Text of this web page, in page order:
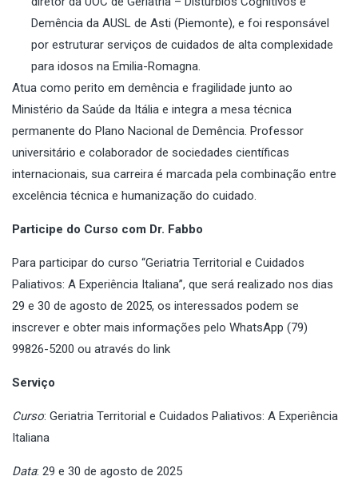
Demência da AUSL de Asti (Piemonte), e foi responsável
por estruturar serviços de cuidados de alta complexidade
para idosos na Emilia-Romagna.
Atua como perito em demência e fragilidade junto ao
Ministério da Saúde da Itália e integra a mesa técnica
permanente do Plano Nacional de Demência. Professor
universitário e colaborador de sociedades científicas
internacionais, sua carreira é marcada pela combinação entre
excelência técnica e humanização do cuidado.
Participe do Curso com Dr. Fabbo
Para participar do curso “Geriatria Territorial e Cuidados
Paliativos: A Experiência Italiana”, que será realizado nos dias
29 e 30 de agosto de 2025, os interessados podem se
inscrever e obter mais informações pelo WhatsApp (79)
99826-5200 ou através do link
Serviço
Curso: Geriatria Territorial e Cuidados Paliativos: A Experiência
Italiana
Data: 29 e 30 de agosto de 2025